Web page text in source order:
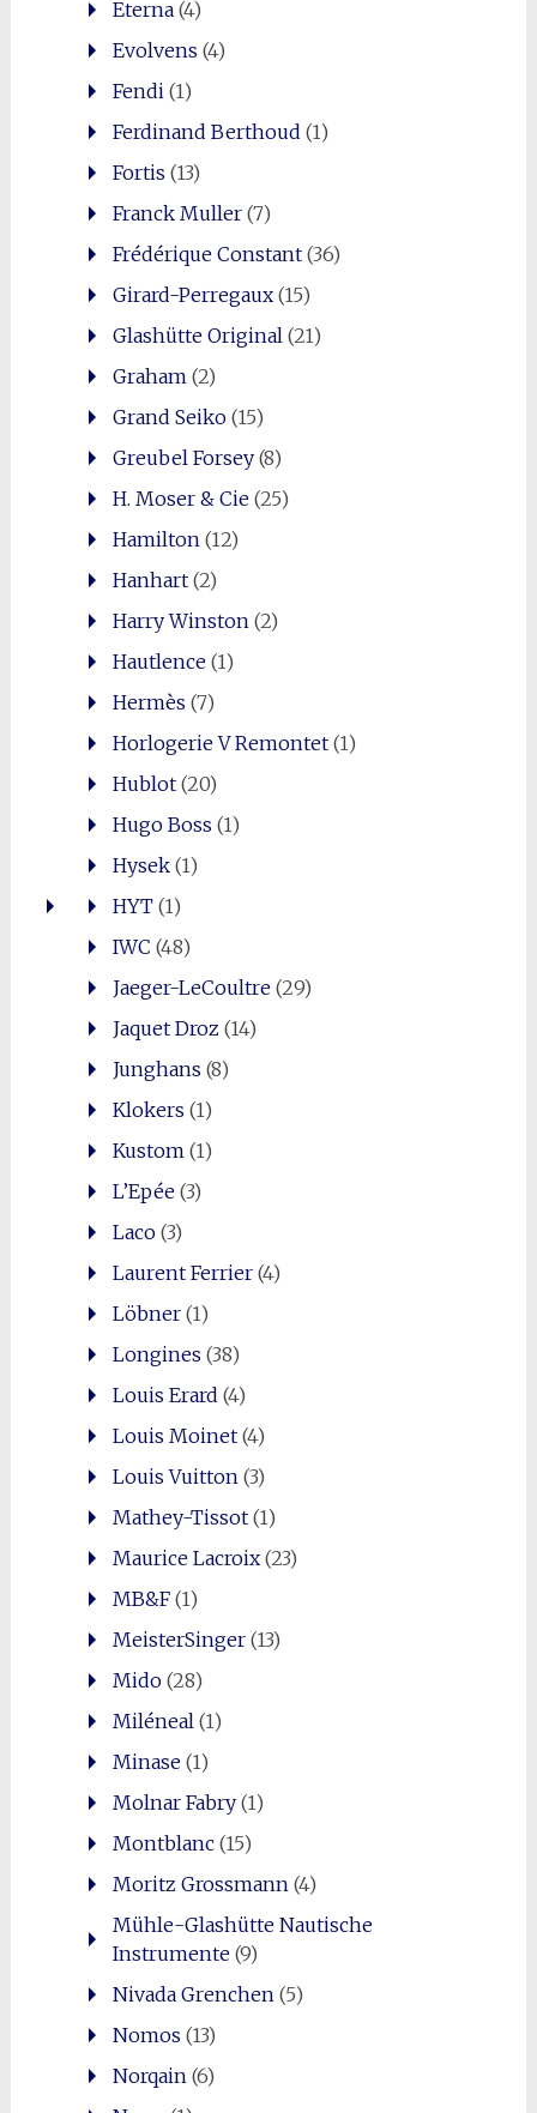
Eterna(4)
Evolvens (4)
Fendi (1)
Ferdinand Berthoud (1)
Fortis (13)
Franck Muller(7)
Frédérique Constant(36)
Girard-Perregaux(15)
Glashütte Original (21)
Graham (2)
Grand Seiko(15)
Greubel Forsey(8)
H. Moser & Cie(25)
Hamilton (12)
Hanhart(2)
Harry Winston (2)
Hautlence(1)
Hermès (7)
Horlogerie V Remontet(1)
Hublot(20)
Hugo Boss (1)
Hysek(1)
HYT(1)
IWC (48)
Jaeger-LeCoultre(29)
Jaquet Droz (14)
Junghans (8)
Klokers (1)
Kustom (1)
L’Epée(3)
Laco(3)
Laurent Ferrier(4)
Löbner(1)
Longines (38)
Louis Erard (4)
Louis Moinet(4)
Louis Vuitton (3)
Mathey-Tissot(1)
Maurice Lacroix(23)
MB&F(1)
MeisterSinger(13)
Mido(28)
Miléneal (1)
Minase(1)
Molnar Fabry(1)
Montblanc(15)
Moritz Grossmann (4)
Mühle-Glashütte Nautische
Instrumente(9)
Nivada Grenchen (5)
Nomos (13)
Norqain (6)